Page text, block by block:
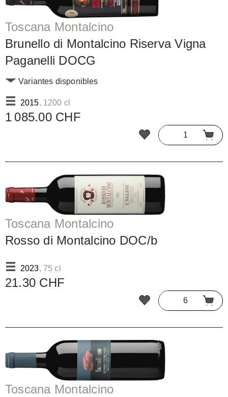
Toscana Montalcino
Brunello di Montalcino Riserva Vigna
Paganelli DOCG
2015, 1200 cl
Variantes disponibles
1 085.00 CHF
Toscana Montalcino
Rosso di Montalcino DOC/b
2023, 75 cl
21.30 CHF
Toscana Montalcino